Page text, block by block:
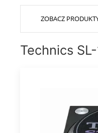
ZOBACZ
Technics